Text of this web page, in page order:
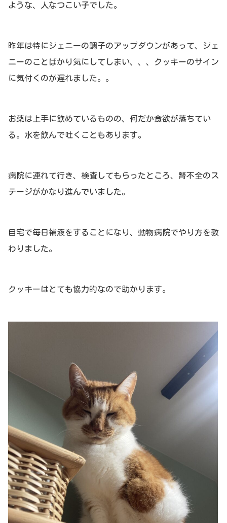
ような、人なつこい子でした。
昨年は特にジェニーの調子のアップダウンがあって、ジェ
ニーのことばかり気にしてしまい、、、クッキーのサイン
に気付くのが遅れました。。
お薬は上手に飲めているものの、何だか食欲が落ちてい
る。水を飲んで吐くこともあります。
病院に連れて行き、検査してもらったところ、腎不全のス
テージがかなり進んでいました。
自宅で毎日補液をすることになり、動物病院でやり方を教
わりました。
クッキーはとても協力的なので助かります。